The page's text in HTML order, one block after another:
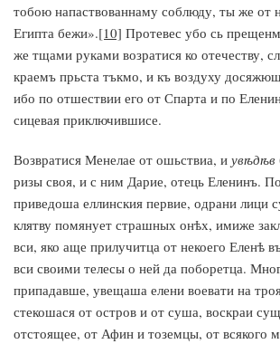
тобою напаствованнаму соблюду, ты же от
Египта бежи».[10] Протевес убо сь
же тщами руками возратися ко отечеству,
краемъ прьста тъкмо, и къ воздуху
ибо по отшествии его от Спарта и по
сицевая приключившисе.
Возвратися Менелае от ошьствиа, и увѣдѣв
ризы своя, и с ним Дарие, отець Еленинъ.
приведоша еллинския первие, одрани лици
клятву помянует страшных онѣх, имиже
вси, яко аще прилучитца от некоего Еленѣ
вси своими телесы о ней да поборетца.
припадавше, увещаша елени воевати на
стекошася от остров и от суша, воскраи
отстоящее, от Афин и тоземцы, от всякого